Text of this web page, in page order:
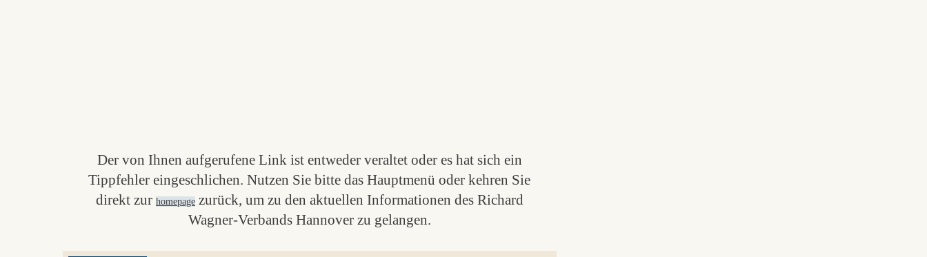
Der von Ihnen aufgerufene Link ist entweder veraltet oder es hat sich ein
Tippfehler eingeschlichen. Nutzen Sie bitte das Hauptmenü oder kehren Sie
direkt zur homepagezurück, um zu den aktuellen Informationen des Richard
Wagner-Verbands Hannover zu gelangen.